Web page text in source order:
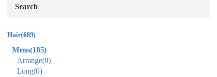
Search
Hair(689)
Mens(185)
Arrange(0)
Long(0)